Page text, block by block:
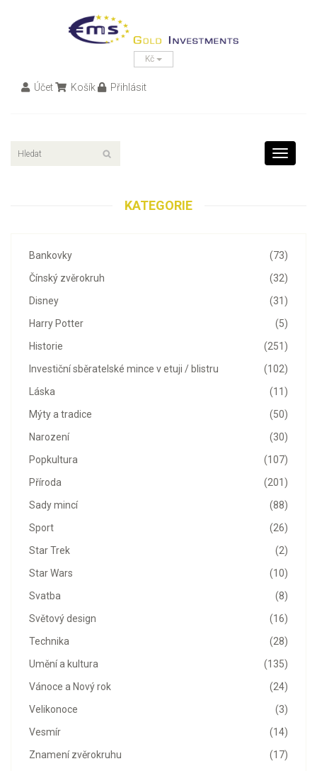
Kč
Účet Košík Přihlásit
Toggle
KATEGORIE
(73)
Bankovky
(32)
Čínský zvěrokruh
(31)
Disney
(5)
Harry Potter
(251)
Historie
(102)
Investiční sběratelské mince v etuji / blistru
(11)
Láska
(50)
Mýty a tradice
(30)
Narození
(107)
Popkultura
(201)
Příroda
(88)
Sady mincí
(26)
Sport
(2)
Star Trek
(10)
Star Wars
(8)
Svatba
(16)
Světový design
(28)
Technika
(135)
Umění a kultura
(24)
Vánoce a Nový rok
(3)
Velikonoce
(14)
Vesmír
(17)
Znamení zvěrokruhu